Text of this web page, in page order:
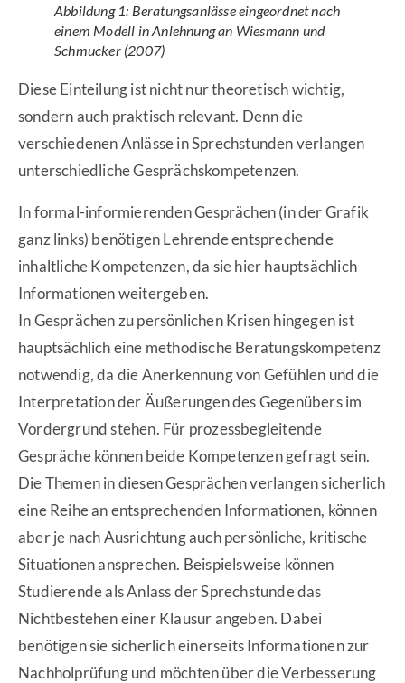
Abbildung 1: Beratungsanlässe eingeordnet nach
einem Modell in Anlehnung an Wiesmann und
Schmucker (2007)
Diese Einteilung ist nicht nur theoretisch wichtig,
sondern auch praktisch relevant. Denn die
verschiedenen Anlässe in Sprechstunden verlangen
unterschiedliche Gesprächskompetenzen.
In formal-informierenden Gesprächen (in der Grafik
ganz links) benötigen Lehrende entsprechende
inhaltliche Kompetenzen, da sie hier hauptsächlich
Informationen weitergeben.
In Gesprächen zu persönlichen Krisen hingegen ist
hauptsächlich eine methodische Beratungskompetenz
notwendig, da die Anerkennung von Gefühlen und die
Interpretation der Äußerungen des Gegenübers im
Vordergrund stehen. Für prozessbegleitende
Gespräche können beide Kompetenzen gefragt sein.
Die Themen in diesen Gesprächen verlangen sicherlich
eine Reihe an entsprechenden Informationen, können
aber je nach Ausrichtung auch persönliche, kritische
Situationen ansprechen. Beispielsweise können
Studierende als Anlass der Sprechstunde das
Nichtbestehen einer Klausur angeben. Dabei
benötigen sie sicherlich einerseits Informationen zur
Nachholprüfung und möchten über die Verbesserung